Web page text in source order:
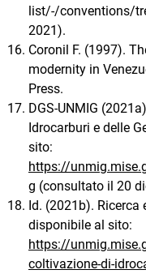
list/-/conventions/
2021).
Coronil F. (1997).
modernity in
Press.
DGS-UNMIG
Idrocarburi e delle
sito:
https://
g (consultato il 20
Id. (2021b).
disponibile al sito:
https://
coltivazione-di-